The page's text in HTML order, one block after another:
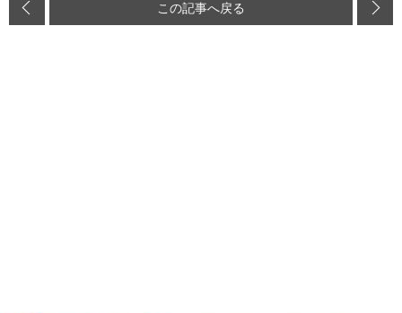
この記事へ戻る